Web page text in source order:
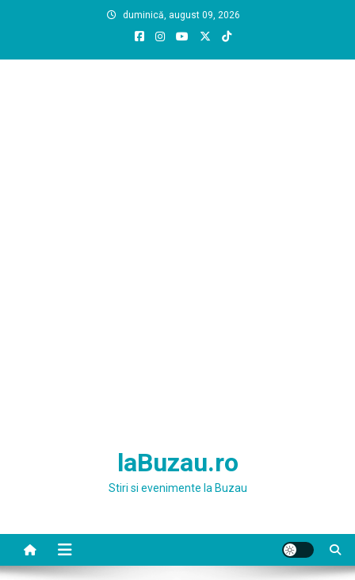
duminică, august 09, 2026
laBuzau.ro
Stiri si evenimente la Buzau